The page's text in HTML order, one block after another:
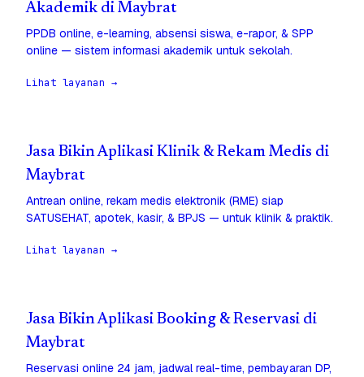
Akademik di Maybrat
PPDB online, e-learning, absensi siswa, e-rapor, & SPP
online — sistem informasi akademik untuk sekolah.
Lihat layanan →
Jasa Bikin Aplikasi Klinik & Rekam Medis di
Maybrat
Antrean online, rekam medis elektronik (RME) siap
SATUSEHAT, apotek, kasir, & BPJS — untuk klinik & praktik.
Lihat layanan →
Jasa Bikin Aplikasi Booking & Reservasi di
Maybrat
Reservasi online 24 jam, jadwal real-time, pembayaran DP,